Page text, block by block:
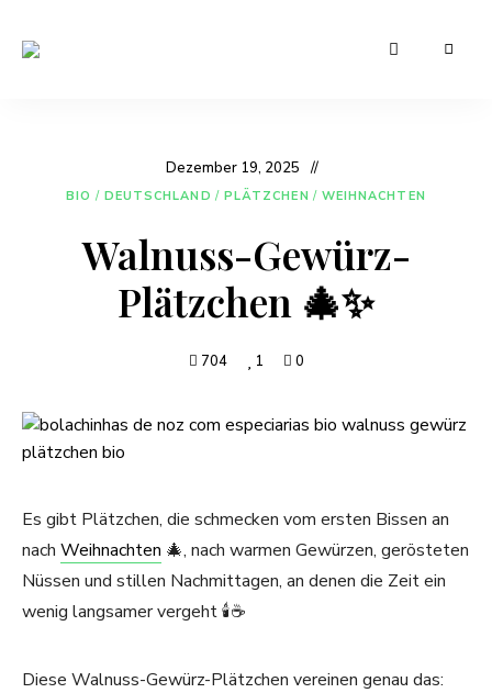
Dezember 19, 2025
BIO / DEUTSCHLAND / PLÄTZCHEN / WEIHNACHTEN
Walnuss-Gewürz-
Plätzchen 🎄✨
704 1 0
Es gibt Plätzchen, die schmecken vom ersten Bissen an
nach Weihnachten 🎄, nach warmen Gewürzen, gerösteten
Nüssen und stillen Nachmittagen, an denen die Zeit ein
wenig langsamer vergeht 🕯️☕
Diese Walnuss-Gewürz-Plätzchen vereinen genau das: